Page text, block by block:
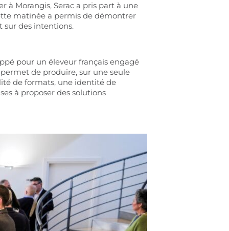
à Morangis, Serac a pris part à une
matinée a permis de démontrer
sur des intentions.
pour un éleveur français engagé
de produire, sur une seule
de formats, une identité de
à proposer des solutions